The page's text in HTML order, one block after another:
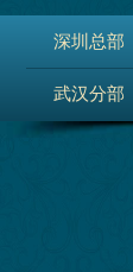
深圳总部
武汉分部